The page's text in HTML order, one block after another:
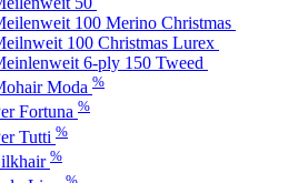
100 Merino Christmas
100 Christmas Lurex
6-ply 150 Tweed
Moda %
Fortuna %
Tutti %
%